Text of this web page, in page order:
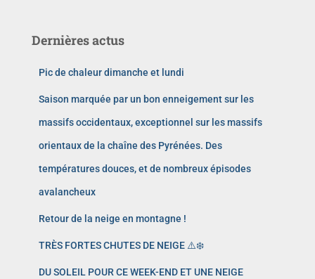
Dernières actus
Pic de chaleur dimanche et lundi
Saison marquée par un bon enneigement sur les
massifs occidentaux, exceptionnel sur les massifs
orientaux de la chaîne des Pyrénées. Des
températures douces, et de nombreux épisodes
avalancheux
Retour de la neige en montagne !
TRÈS FORTES CHUTES DE NEIGE ⚠️❄️
DU SOLEIL POUR CE WEEK-END ET UNE NEIGE